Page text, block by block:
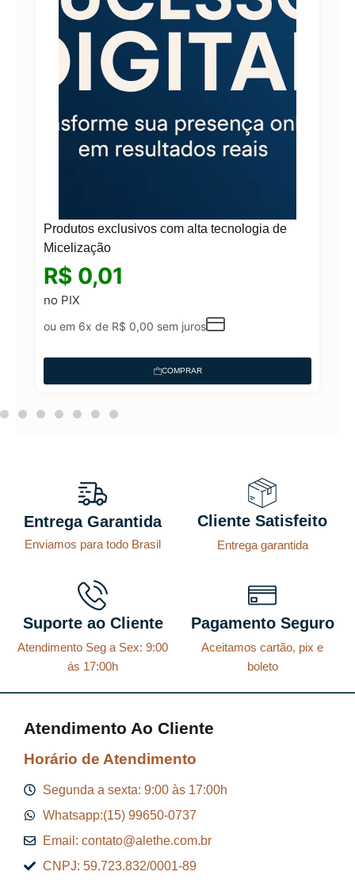
Produtos exclusivos com alta tecnologia de
Micelização
R$ 0,01
no PIX
ou em 6x de R$ 0,00 sem juros
COMPRAR
Entrega Garantida
Enviamos para todo Brasil
Cliente Satisfeito
Entrega garantida
Suporte ao Cliente
Atendimento Seg a Sex: 9:00
ás 17:00h
Pagamento Seguro
Aceitamos cartão, pix e
boleto
Atendimento Ao Cliente
Horário de Atendimento
Segunda a sexta: 9:00 às 17:00h
Whatsapp:(15) 99650-0737
Email: contato@alethe.com.br
CNPJ: 59.723.832/0001-89